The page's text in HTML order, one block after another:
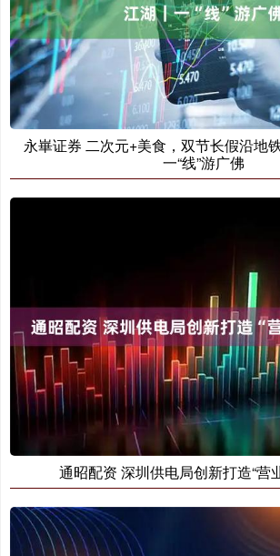
永崋证券 二次元+美食，双节长假沿地
一“线”游广佛
通昭配资 深圳供电局创新打造“营